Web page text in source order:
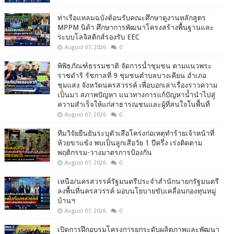
ท่าเรือแหลมฉบังต้อนรับคณะศึกษาดูงานหลักสูตร
MPPM นิด้า ศึกษาการพัฒนาโครงสร้างพื้นฐานและ
ระบบโลจิสติกส์รองรับ EEC
August 07, 2026 0
พิพิธภัณฑ์ธรรมชาติ จัดการน้ำชุมชน ตามแนวพระ
ราชดำริ รัชกาลที่ 9 ชุมชนตำบลบางเคียน อำเภอ
ชุมแสง จังหวัดนครสวรรค์ เพื่อบอกเล่าเรื่องราวความ
เป็นมา สภาพปัญหา แนวทางการแก้ปัญหาน้ำนำไปสู่
ความสำเร็จให้แก่สาธารณชนและผู้ที่สนใจในพื้นที่
August 07, 2026 0
ทีมวิจัยยืนยันระบุตัวเสือโคร่งก่อเหตุทำร้ายเจ้าหน้าที่
ห้วยขาแข้ง พบเป็นลูกเสือวัย 1 ปีครึ่ง เร่งติดตาม
พฤติกรรม-วางมาตรการป้องกัน
August 07, 2026 0
เหนือ/นครสวรรค์รัฐมนตรีประจำสำนักนายกรัฐมนตรี
ลงพื้นที่นครสวรรค์ มอบนโยบายขับเคลื่อนกองทุนหมู่
บ้านฯ
August 07, 2026 0
เปิดการฝึกอบรมโครงการยกระดับผลิตภาพและพัฒนา